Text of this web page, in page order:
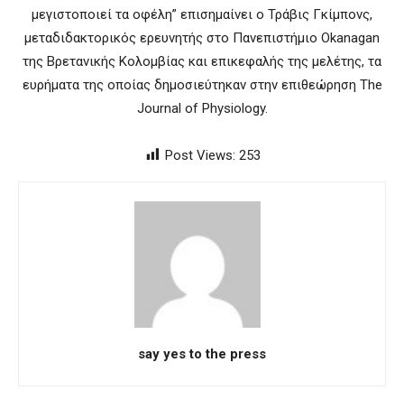
μεγιστοποιεί τα οφέλη” επισημαίνει ο Τράβις Γκίμπονς,
μεταδιδακτορικός ερευνητής στο Πανεπιστήμιο Okanagan
της Βρετανικής Κολομβίας και επικεφαλής της μελέτης, τα
ευρήματα της οποίας δημοσιεύτηκαν στην επιθεώρηση The
Journal of Physiology.
Post Views: 253
say yes to the press